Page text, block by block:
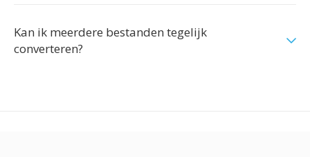
Kan ik meerdere bestanden tegelijk
converteren?